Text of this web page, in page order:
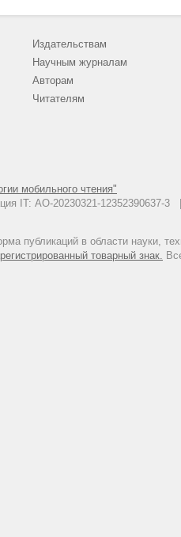
мобильного чтения"
IT: АО-20230321-
публикаций в области науки,
товарный знак.
Издательствам
Научным журналам
Авторам
Читателям